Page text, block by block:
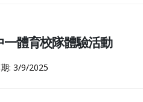
一體育校隊體驗活動
: 3/9/2025